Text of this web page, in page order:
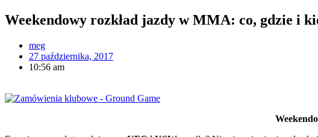
Weekendowy rozkład jazdy w MMA: co, gdzie i
meg
27 października, 2017
10:56 am